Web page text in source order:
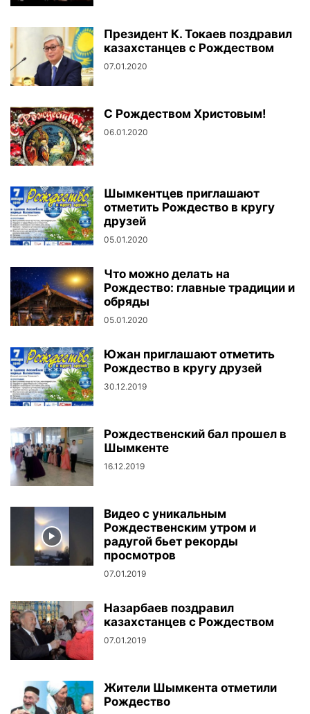
Президент К. Токаев поздравил
казахстанцев с Рождеством
07.01.2020
С Рождеством Христовым!
06.01.2020
Шымкентцев приглашают
отметить Рождество в кругу
друзей
05.01.2020
Что можно делать на
Рождество: главные традиции и
обряды
05.01.2020
Южан приглашают отметить
Рождество в кругу друзей
30.12.2019
Рождественский бал прошел в
Шымкенте
16.12.2019
Видео с уникальным
Рождественским утром и
радугой бьет рекорды
просмотров
07.01.2019
Назарбаев поздравил
казахстанцев с Рождеством
07.01.2019
Жители Шымкента отметили
Рождество